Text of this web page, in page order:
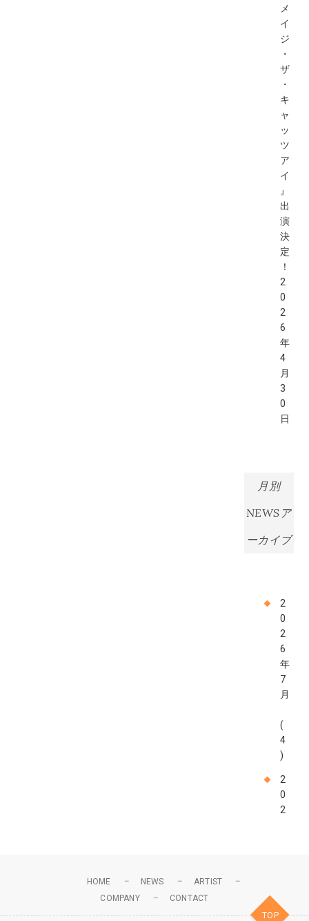
メ
イ
ジ
・
ザ
・
キ
ャ
ッ
ツ
ア
イ
』
出
演
決
定
！
2
0
2
6
年
4
月
3
0
日
月別
NEWSア
ーカイブ
2
0
2
6
年
7
月
(
4
)
2
0
2
4
HOME NEWS
ARTIST
COMPANY
CONTACT
TOP